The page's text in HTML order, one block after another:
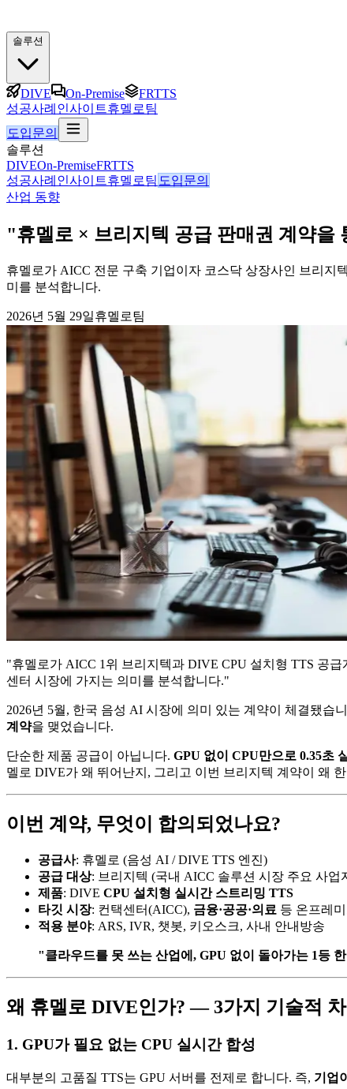
솔루션
DIVE On-Premise
FRTTS
성공사례 인사이트휴멜로팀
도입문의
솔루션
DIVEOn-PremiseFRTTS
성공사례 인사이트휴멜로팀 도입문의
산업 동향
"휴멜로 × 브리지텍 공급 판매권 계약
휴멜로가 AICC 전문 구축 기업이자 코스닥 상장사인 브리지
미를 분석합니다.
2026년 5월 29일휴멜로팀
"휴멜로가 AICC 1위 브리지텍과 DIVE CPU 설치형 TTS 공
센터 시장에 가지는 의미를 분석합니다."
2026년 5월, 한국 음성 AI 시장에 의미 있는 계약이 체결됐습
계약을 맺었습니다.
단순한 제품 공급이 아닙니다. GPU 없이 CPU만으로 0.35초
멜로 DIVE가 왜 뛰어난지, 그리고 이번 브리지텍 계약이 왜
이번 계약, 무엇이 합의되었나요?
공급사: 휴멜로 (음성 AI / DIVE TTS 엔진)
공급 대상: 브리지텍 (국내 AICC 솔루션 시장 주요 사업
제품: DIVE CPU 설치형 실시간 스트리밍 TTS
타깃 시장: 컨택센터(AICC), 금융·공공·의료 등 온프레
적용 분야: ARS, IVR, 챗봇, 키오스크, 사내 안내방송
"클라우드를 못 쓰는 산업에, GPU 없이 돌아가는 1등
왜 휴멜로 DIVE인가? — 3가지 기술적 차
1. GPU가 필요 없는 CPU 실시간 합성
대부분의 고품질 TTS는 GPU 서버를 전제로 합니다. 즉, 기업